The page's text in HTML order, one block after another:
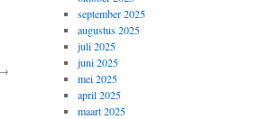
→
september 2025
augustus 2025
juli 2025
juni 2025
mei 2025
april 2025
maart 2025